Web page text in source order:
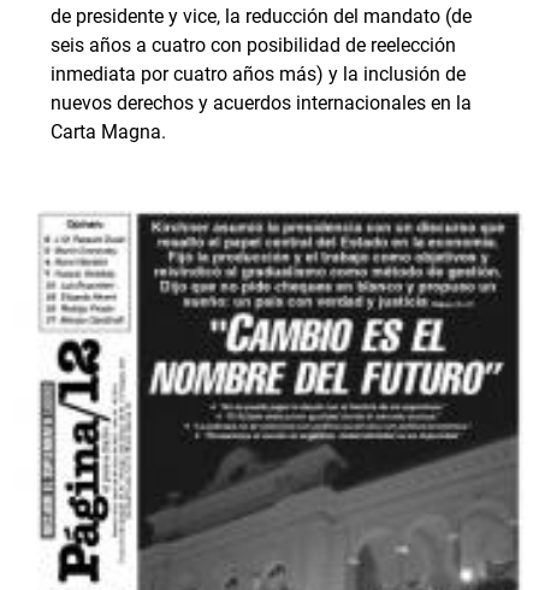
de presidente y vice, la reducción del mandato (de
seis años a cuatro con posibilidad de reelección
inmediata por cuatro años más) y la inclusión de
nuevos derechos y acuerdos internacionales en la
Carta Magna.